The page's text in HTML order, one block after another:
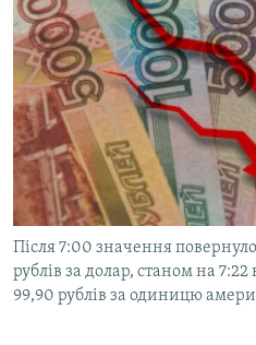
ВСЕ ЗА ДЕНЬ
СПЕЦПРОЕКТИ
ДЕПОРТАЦІЯ
ВІДЕОУРОКИ «ELIFBE»
СВІДЧЕННЯ ОКУПАЦІЇ
УКРАЇНСЬКА ПРОБЛЕМА КРИМУ
ІНФОГРАФІКА
ЯК ОБІЙТИ БЛОКУВАННЯ
Русский
Qırımtatar
ДОЛУЧАЙСЯ!
Після 7:00 значення
рублів за долар, станом на
99,90 рублів за одиницю